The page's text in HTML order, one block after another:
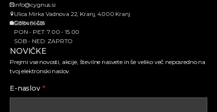
info@cygnus.si
Ulica Mirka Vadnova 22, Kranj, 4000 Kranj
SI38466651
Delovni čas
PON - PET: 7.00 - 15.00
SOB - NED: ZAPRTO
NOVIČKE
Prejmi vse novosti, akcije, številne nasvete in še veliko več neposredno na
tvoj elektronski naslov.
E-naslov *